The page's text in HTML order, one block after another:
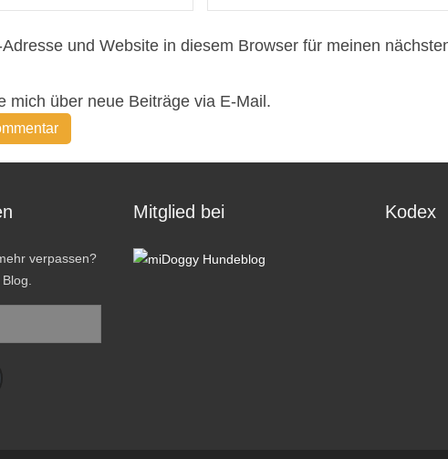
und Website in diesem Browser für meinen
mich über neue Beiträge via E-Mail.
verpassen?
Mitglied bei Kodex